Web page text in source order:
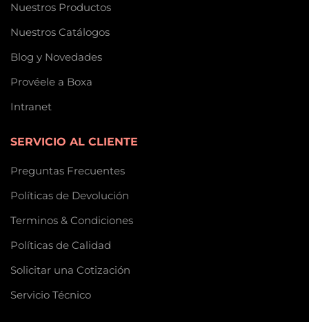
Nuestros Productos
Nuestros Catálogos
Blog y Novedades
Provéele a Boxa
Intranet
SERVICIO AL CLIENTE
Preguntas Frecuentes
Políticas de Devolución
Terminos & Condiciones
Políticas de Calidad
Solicitar una Cotización
Servicio Técnico